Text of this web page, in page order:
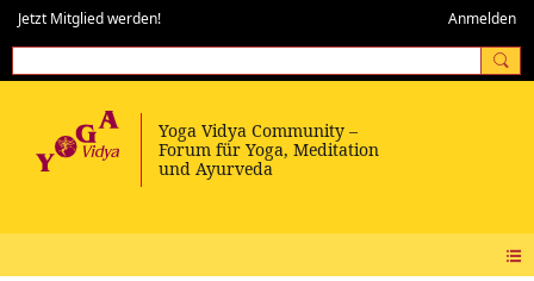
Jetzt Mitglied werden! Anmelden